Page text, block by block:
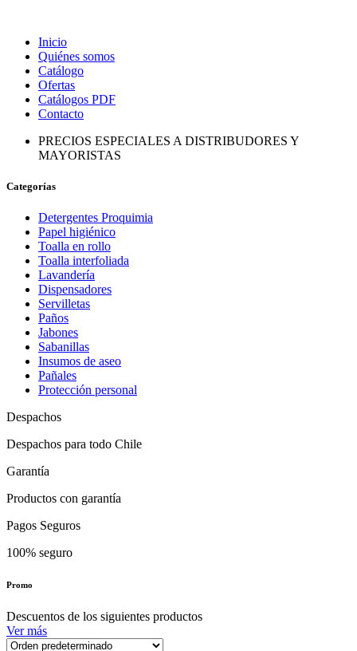
Inicio
Quiénes somos
Catálogo
Ofertas
Catálogos PDF
Contacto
PRECIOS ESPECIALES A DISTRIBUDORES Y
MAYORISTAS
Categorías
Detergentes Proquimia
Papel higiénico
Toalla en rollo
Toalla interfoliada
Lavandería
Dispensadores
Servilletas
Paños
Jabones
Sabanillas
Insumos de aseo
Pañales
Protección personal
Despachos
Despachos para todo Chile
Garantía
Productos con garantía
Pagos Seguros
100% seguro
Promo
Descuentos de los siguientes productos
Ver más